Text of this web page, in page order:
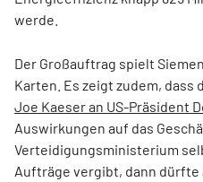
werde.
Der Großauftrag spielt
Karten. Es zeigt zudem, dass
Joe Kaeser an US-Präsident
Auswirkungen auf das
Verteidigungsministerium
Aufträge vergibt, dann dürfte